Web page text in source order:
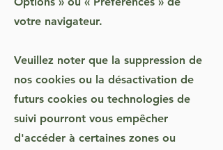
votre navigateur.
Veuillez noter que la suppression de
nos cookies ou la désactivation de
futurs cookies ou technologies de
suivi pourront vous empêcher
d'accéder à certaines zones ou